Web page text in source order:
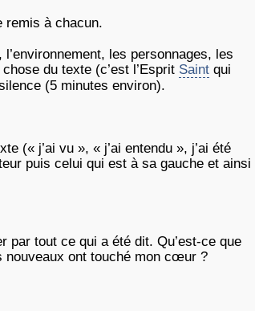
remis à chacun.
les personnages, les
du texte (c’est l’Esprit Saint qui
(5 minutes environ).
(« j’ai vu », « j’ai entendu », j’ai été
puis celui qui est à sa gauche et ainsi
par tout ce qui a été dit. Qu’est-ce que
nouveaux ont touché mon cœur ?